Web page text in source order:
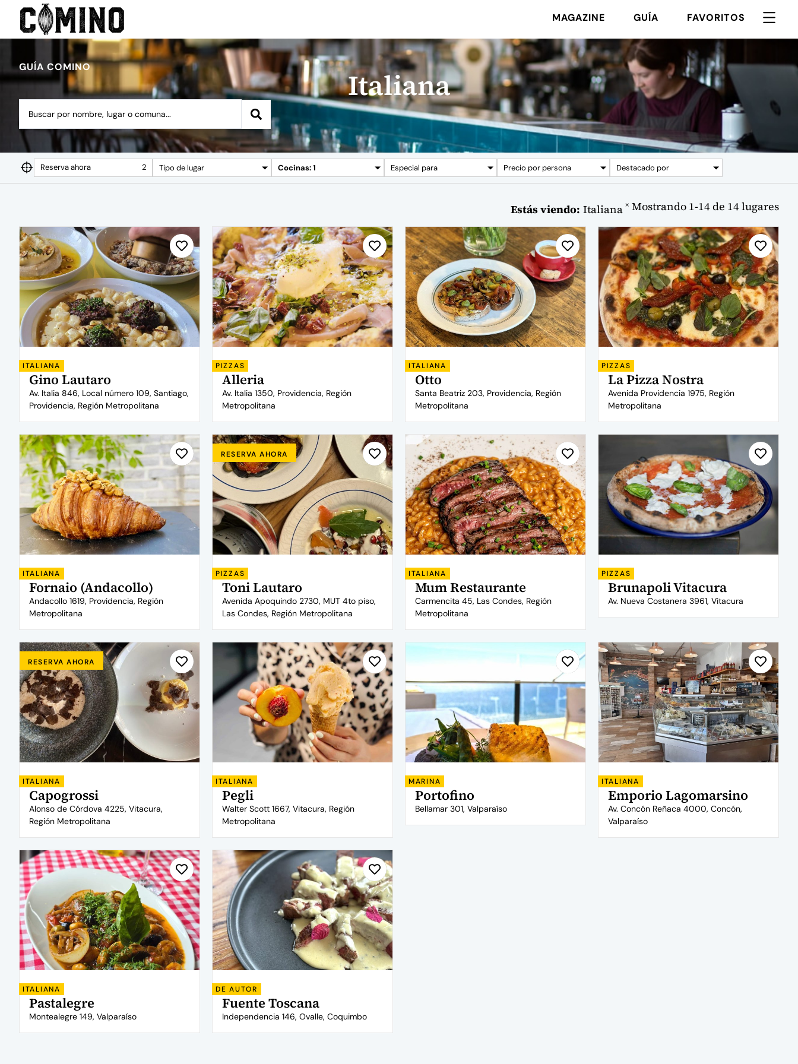
MAGAZINE GUÍA FAVORITOS
GUÍA COMINO Italiana
Reserva ahora 2 Tipo de lugar Cocinas: 1 Especial para Precio por persona Destacado por
Mostrando 1-14de 14lugares
Estás viendo: Italiana ×
ITALIANA
Gino Lautaro
Av. Italia 846, Local número 109, Santiago,
Providencia, Región Metropolitana
PIZZAS
Alleria
Av. Italia 1350, Providencia, Región
Metropolitana
ITALIANA
Otto
Santa Beatriz 203, Providencia, Región
Metropolitana
PIZZAS
La Pizza Nostra
Avenida Providencia 1975, Región
Metropolitana
ITALIANA
Fornaio (Andacollo)
Andacollo 1619, Providencia, Región
Metropolitana
RESERVA AHORA
PIZZAS
Toni Lautaro
Avenida Apoquindo 2730, MUT 4to piso,
Las Condes, Región Metropolitana
ITALIANA
Mum Restaurante
Carmencita 45, Las Condes, Región
Metropolitana
PIZZAS
Brunapoli Vitacura
Av. Nueva Costanera 3961, Vitacura
RESERVA AHORA
ITALIANA
Capogrossi
Alonso de Córdova 4225, Vitacura,
Región Metropolitana
ITALIANA
Pegli
Walter Scott 1667, Vitacura, Región
Metropolitana
MARINA
Portofino
Bellamar 301, Valparaíso
ITALIANA
Emporio Lagomarsino
Av. Concón Reñaca 4000, Concón,
Valparaíso
ITALIANA
Pastalegre
Montealegre 149, Valparaíso
DE AUTOR
Fuente Toscana
Independencia 146, Ovalle, Coquimbo